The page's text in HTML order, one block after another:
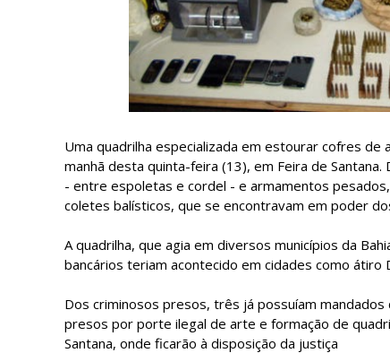
Uma quadrilha especializada em estourar cofres de
manhã desta quinta-feira (13), em Feira de
- entre espoletas e cordel - e armamentos
coletes balísticos, que se encontravam em poder
A quadrilha, que agia em diversos municípios da
bancários teriam acontecido em cidades como átiro
Dos criminosos presos, três já possuíam
presos por porte ilegal de arte e formação de
Santana, onde ficarão à disposição da justiça